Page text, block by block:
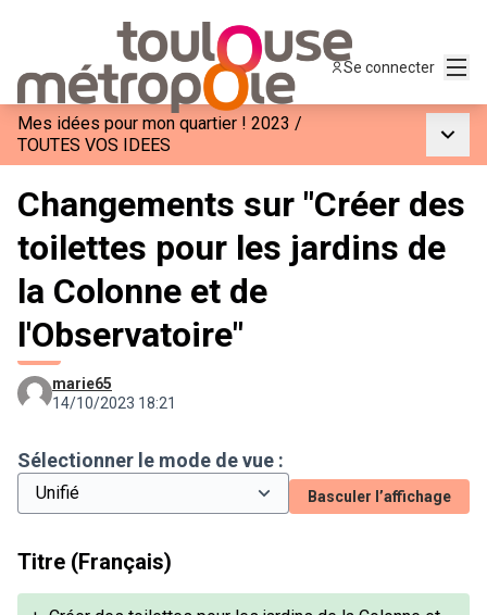
Se connecter
Mes idées pour mon quartier ! 2023 /
TOUTES VOS IDEES
Changements sur "Créer des
toilettes pour les jardins de
la Colonne et de
l'Observatoire"
marie65
14/10/2023 18:21
Sélectionner le mode de vue :
Basculer l’affichage
Titre (Français)